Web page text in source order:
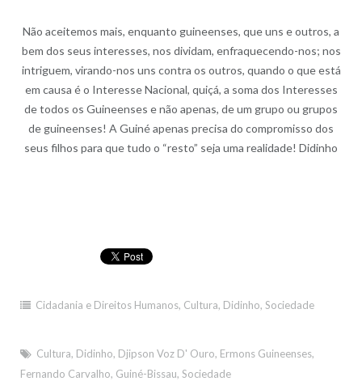
Não aceitemos mais, enquanto guineenses, que uns e outros, a
bem dos seus interesses, nos dividam, enfraquecendo-nos; nos
intriguem, virando-nos uns contra os outros, quando o que está
em causa é o Interesse Nacional, quiçá, a soma dos Interesses
de todos os Guineenses e não apenas, de um grupo ou grupos
de guineenses! A Guiné apenas precisa do compromisso dos
seus filhos para que tudo o “resto” seja uma realidade! Didinho
Cidadania e Direitos Humanos, Cultura, Didinho, Sociedade
Cultura, Didinho, Djipson Voz D' Ouro, Ermons Guineenses,
Fernando Carvalho, Guiné-Bissau, Sociedade